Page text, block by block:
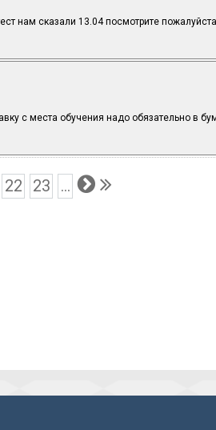
нам сказали 13.04 посмотрите пожалуйста
с места обучения надо обязательно в
22 23 ...